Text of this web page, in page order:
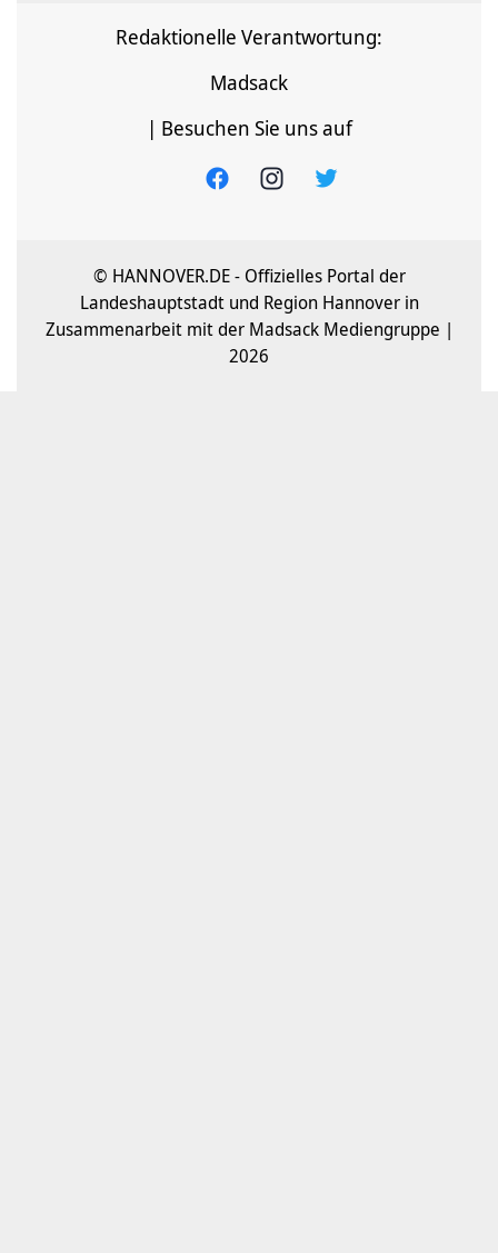
Redaktionelle Verantwortung:
Madsack
| Besuchen Sie uns auf
© HANNOVER.DE - Offizielles Portal der
Landeshauptstadt und Region Hannover in
Zusammenarbeit mit der Madsack Mediengruppe |
2026